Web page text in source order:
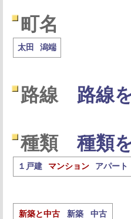
町名
太田 潟端
路線 路線
種類 種類
１戸建 マンション アパート
新築と中古 新築 中古